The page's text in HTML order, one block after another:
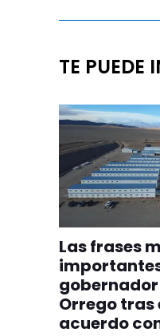
TE PUEDE
Las frases
Orrego
acuerdo